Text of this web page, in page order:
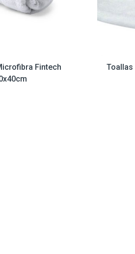
Fintech
Toallas